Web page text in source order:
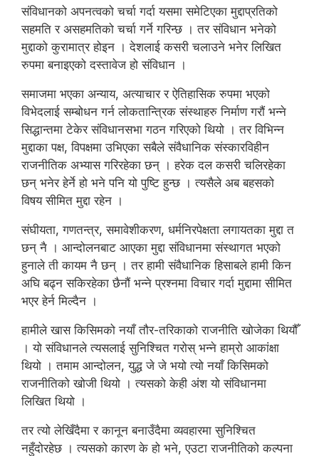
संविधानको अपनत्वको चर्चा गर्दा यसमा समेटिएका मुद्दाप्रतिको
सहमति र असहमतिको चर्चा गर्ने गरिन्छ । तर संविधान भनेको
मुद्दाको कुरामात्र होइन । देशलाई कसरी चलाउने भनेर लिखित
रुपमा बनाइएको दस्तावेज हो संविधान ।
समाजमा भएका अन्याय, अत्याचार र ऐतिहासिक रुपमा भएको
विभेदलाई सम्बोधन गर्न लोकतान्त्रिक संस्थाहरु निर्माण गरौं भन्ने
सिद्धान्तमा टेकेर संविधानसभा गठन गरिएको थियो । तर विभिन्न
मुद्दाका पक्ष, विपक्षमा उभिएका सबैले संवैधानिक संस्कारविहीन
राजनीतिक अभ्यास गरिरहेका छन् । हरेक दल कसरी चलिरहेका
छन् भनेर हेर्ने हो भने पनि यो पुष्टि हुन्छ । त्यसैले अब बहसको
विषय सीमित मुद्दा रहेन ।
संघीयता, गणतन्त्र, समावेशीकरण, धर्मनिरपेक्षता लगायतका मुद्दा त
छन् नै । आन्दोलनबाट आएका मुद्दा संविधानमा संस्थागत भएको
हुनाले ती कायम नै छन् । तर हामी संवैधानिक हिसाबले हामी किन
अघि बढ्न सकिरहेका छैनौं भन्ने प्रश्नमा विचार गर्दा मुद्दामा सीमित
भएर हेर्न मिल्दैन ।
हामीले खास किसिमको नयाँ तौर-तरिकाको राजनीति खोजेका थियौँ
। यो संविधानले त्यसलाई सुनिश्चित गरोस् भन्ने हाम्रो आकांक्षा
थियो । तमाम आन्दोलन, युद्ध जे जे भयो त्यो नयाँ किसिमको
राजनीतिको खोजी थियो । त्यसको केही अंश यो संविधानमा
लिखित थियो ।
तर त्यो लेखिँदैमा र कानून बनाउँदैमा व्यवहारमा सुनिश्चित
नहुँदोरहेछ । त्यसको कारण के हो भने, एउटा राजनीतिको कल्पना